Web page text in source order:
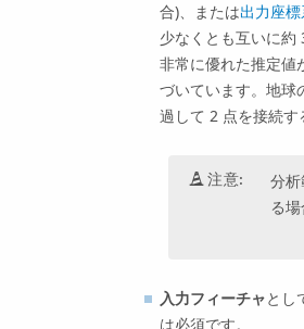
合)、または出力座標
少なくとも互いに約
非常に優れた推定値
づいています。地球
過して 2 点を接続
注意:
分
る
入力フィーチャとし
は必須です。